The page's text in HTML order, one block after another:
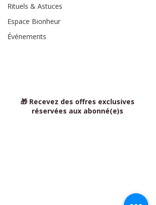
Rituels & Astuces
Espace Bionheur
Événements
🎁 Recevez des offres exclusives
réservées aux abonné(e)s